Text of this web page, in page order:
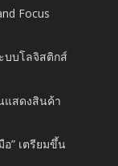
Focus
บบโลจิสติกส์
แสดงสินค้า
อ” เตรียมขึ้น